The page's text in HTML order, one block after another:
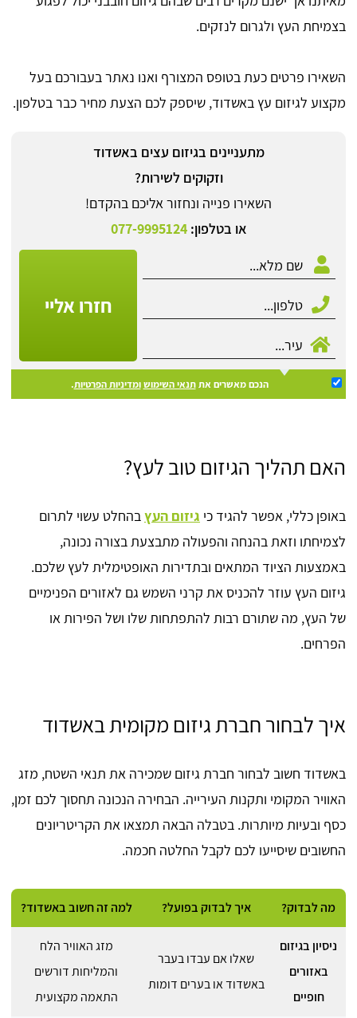
בצמיחת העץ ולגרום לנזקים.
השאירו פרטים כעת בטופס המצורף ואנו נאתר בעבורכם בעל
מקצוע לגיזום עץ באשדוד, שיספק לכם הצעת מחיר כבר בטלפון.
מתעניינים בגיזום עצים באשדוד
וזקוקים לשירות?
השאירו פנייה ונחזור אליכם בהקדם!
או בטלפון:077-9995124
חזרו אליי
הנכם מאשרים אתתנאי השימוש ומדיניות הפרטיות.
האם תהליך הגיזום טוב לעץ?
באופן כללי, אפשר להגיד כי גיזום העץבהחלט עשוי לתרום
לצמיחתו וזאת בהנחה והפעולה מתבצעת בצורה נכונה,
באמצעות הציוד המתאים ובתדירות האופטימלית לעץ שלכם.
גיזום העץ עוזר להכניס את קרני השמש גם לאזורים הפנימיים
של העץ, מה שתורם רבות להתפתחות שלו ושל הפירות או
הפרחים.
איך לבחור חברת גיזום מקומית באשדוד
באשדוד חשוב לבחור חברת גיזום שמכירה את תנאי השטח, מזג
האוויר המקומי ותקנות העירייה. הבחירה הנכונה תחסוך לכם זמן,
כסף ובעיות מיותרות. בטבלה הבאה תמצאו את הקריטריונים
החשובים שיסייעו לכם לקבל החלטה חכמה.
מה לבדוק? איך לבדוק בפועל? למה זה חשוב באשדוד?
ניסיון בגיזום
באזורים
חופיים
שאלו אם עבדו בעבר
באשדוד או בערים דומות
מזג האוויר הלח
והמליחות דורשים
התאמה מקצועית